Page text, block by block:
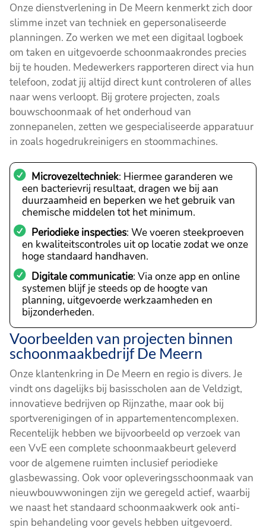
Onze dienstverlening in De Meern kenmerkt zich door
slimme inzet van techniek en gepersonaliseerde
planningen. Zo werken we met een digitaal logboek
om taken en uitgevoerde schoonmaakrondes precies
bij te houden. Medewerkers rapporteren direct via hun
telefoon, zodat jij altijd direct kunt controleren of alles
naar wens verloopt. Bij grotere projecten, zoals
bouwschoonmaak of het onderhoud van
zonnepanelen, zetten we gespecialiseerde apparatuur
in zoals hogedrukreinigers en stoommachines.
Microvezeltechniek: Hiermee garanderen we
een bacterievrij resultaat, dragen we bij aan
duurzaamheid en beperken we het gebruik van
chemische middelen tot het minimum.
Periodieke inspecties: We voeren steekproeven
en kwaliteitscontroles uit op locatie zodat we onze
hoge standaard handhaven.
Digitale communicatie: Via onze app en online
systemen blijf je steeds op de hoogte van
planning, uitgevoerde werkzaamheden en
bijzonderheden.
Voorbeelden van projecten binnen
schoonmaakbedrijf De Meern
Onze klantenkring in De Meern en regio is divers. Je
vindt ons dagelijks bij basisscholen aan de Veldzigt,
innovatieve bedrijven op Rijnzathe, maar ook bij
sportverenigingen of in appartementencomplexen.
Recentelijk hebben we bijvoorbeeld op verzoek van
een VvE een complete schoonmaakbeurt geleverd
voor de algemene ruimten inclusief periodieke
glasbewassing. Ook voor opleveringsschoonmaak van
nieuwbouwwoningen zijn we geregeld actief, waarbij
we naast het standaard schoonmaakwerk ook anti-
spin behandeling voor gevels hebben uitgevoerd.